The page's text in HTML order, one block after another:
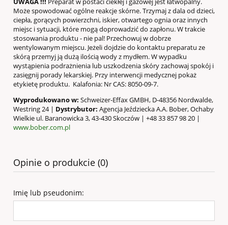
Może spowodować ogólne reakcje skórne. Trzymaj z dala od dzieci,
ciepła, gorących powierzchni, iskier, otwartego ognia oraz innych
miejsc i sytuacji, które mogą doprowadzić do zapłonu. W trakcie
stosowania produktu - nie pal! Przechowuj w dobrze
wentylowanym miejscu. Jeżeli dojdzie do kontaktu preparatu ze
skórą przemyj ją dużą ilością wody z mydłem. W wypadku
wystąpienia podrażnienia lub uszkodzenia skóry zachowaj spokój i
zasięgnij porady lekarskiej. Przy interwencji medycznej pokaż
etykietę produktu. Kalafonia: Nr CAS: 8050-09-7.
Wyprodukowano w: Schweizer-Effax GMBH, D-48356 Nordwalde,
Westring 24 | Dystrybutor: Agencja Jeździecka A.A. Bober, Ochaby
Wielkie ul. Baranowicka 3, 43-430 Skoczów | +48 33 857 98 20 |
www.bober.com.pl
Opinie o produkcie (0)
Imię lub pseudonim: